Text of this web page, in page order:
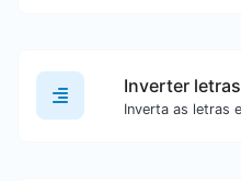
Inverter letras